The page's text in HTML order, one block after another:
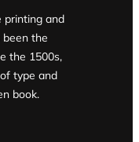
printing and
the
the 1500s,
type and
book.